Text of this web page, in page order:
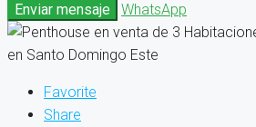
Enviar mensaje
WhatsApp
Favorite
Share